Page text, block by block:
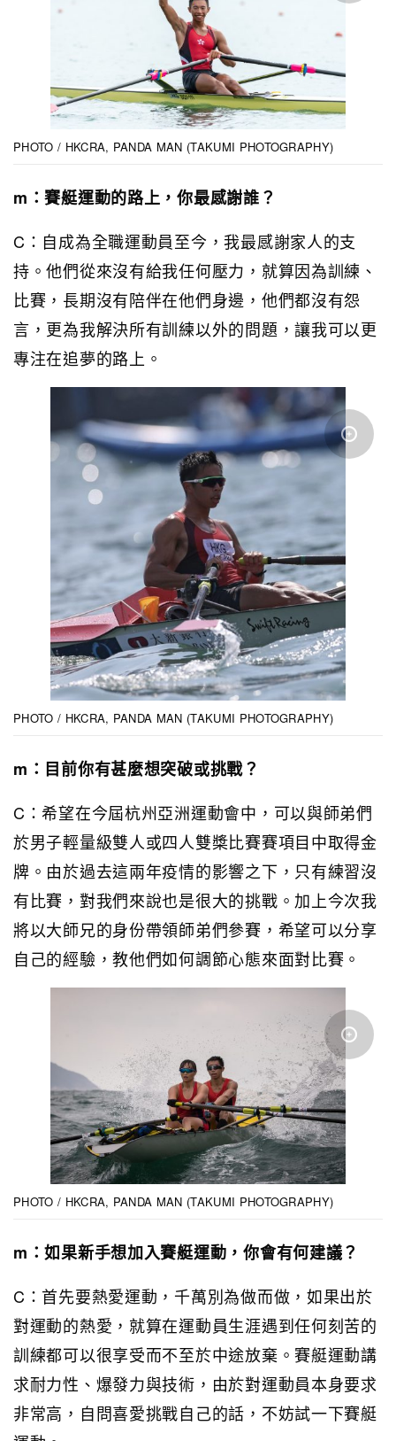
PHOTO / HKCRA, PANDA MAN (TAKUMI PHOTOGRAPHY)
m：賽艇運動的路上，你最感謝誰？
C：自成為全職運動員至今，我最感謝家人的支
持。他們從來沒有給我任何壓力，就算因為訓練、
比賽，長期沒有陪伴在他們身邊，他們都沒有怨
言，更為我解決所有訓練以外的問題，讓我可以更
專注在追夢的路上。
PHOTO / HKCRA, PANDA MAN (TAKUMI PHOTOGRAPHY)
m：目前你有甚麼想突破或挑戰？
C：希望在今屆杭州亞洲運動會中，可以與師弟們
於男子輕量級雙人或四人雙槳比賽賽項目中取得金
牌。由於過去這兩年疫情的影響之下，只有練習沒
有比賽，對我們來說也是很大的挑戰。加上今次我
將以大師兄的身份帶領師弟們參賽，希望可以分享
自己的經驗，教他們如何調節心態來面對比賽。
PHOTO / HKCRA, PANDA MAN (TAKUMI PHOTOGRAPHY)
m：如果新手想加入賽艇運動，你會有何建議？
C：首先要熱愛運動，千萬別為做而做，如果出於
對運動的熱愛，就算在運動員生涯遇到任何刻苦的
訓練都可以很享受而不至於中途放棄。賽艇運動講
求耐力性、爆發力與技術，由於對運動員本身要求
非常高，自問喜愛挑戰自己的話，不妨試一下賽艇